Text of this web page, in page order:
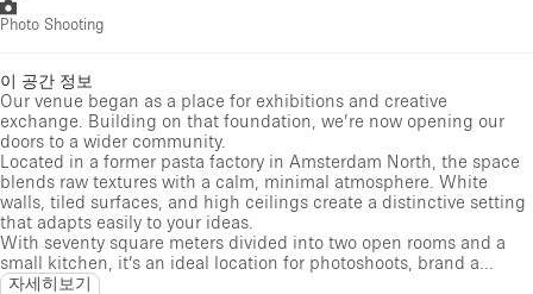
Photo Shooting
이 공간 정보
Our venue began as a place for exhibitions and creative
exchange. Building on that foundation, we’re now opening our
doors to a wider community.
Located in a former pasta factory in Amsterdam North, the space
blends raw textures with a calm, minimal atmosphere. White
walls, tiled surfaces, and high ceilings create a distinctive setting
that adapts easily to your ideas.
With seventy square meters divided into two open rooms and a
small kitchen, it’s an ideal location for photoshoots, brand a...
자세히보기